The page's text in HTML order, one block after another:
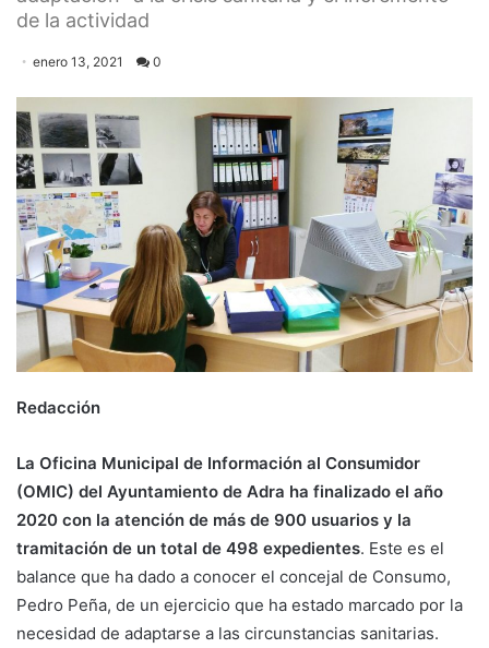
de la actividad
enero 13, 2021 0
Redacción
La Oficina Municipal de Información al Consumidor
(OMIC) del Ayuntamiento de Adra ha finalizado el año
2020 con la atención de más de 900 usuarios y la
tramitación de un total de 498 expedientes. Este es el
balance que ha dado a conocer el concejal de Consumo,
Pedro Peña, de un ejercicio que ha estado marcado por la
necesidad de adaptarse a las circunstancias sanitarias.